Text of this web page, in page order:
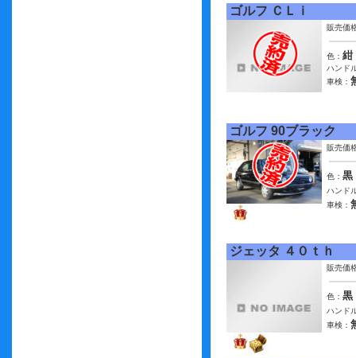
ゴルフ ＣＬｉ
販売価
色： 紺
ハンド
車検：
ゴルフ 90ブラック
販売価
色： 黒
ハンド
車検：
ジェッタ ４０ｔｈ
販売価
色： 黒
ハンド
車検：